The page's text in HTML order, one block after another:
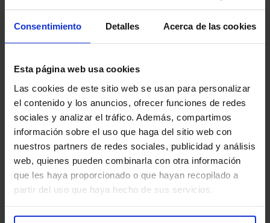
Consentimiento Detalles Acerca de las cookies
Esta página web usa cookies
Las cookies de este sitio web se usan para personalizar
el contenido y los anuncios, ofrecer funciones de redes
sociales y analizar el tráfico. Además, compartimos
información sobre el uso que haga del sitio web con
nuestros partners de redes sociales, publicidad y análisis
web, quienes pueden combinarla con otra información
que les haya proporcionado o que hayan recopilado a
partir del uso que haya hecho de sus servicios.
Es uno de los datos más curiosos del desarrollo: tu bebé
nacerá con cerca de 300 huesos. No te preocupes, es
totalmente normal. A medida que crezca, muchos de estos
huesos, como los de su cráneo, se irán fusionando y
fortaleciendo hasta alcanzar los 206 huesos que tiene un
adulto.
Este increíble proceso de osificación continuará durante toda
su infancia, asegurando que su estructura ósea sea fuerte y
resistente.